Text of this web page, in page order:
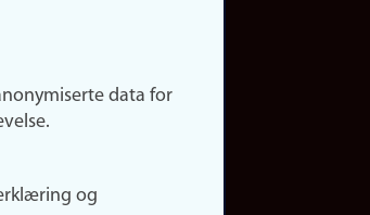
data for
og